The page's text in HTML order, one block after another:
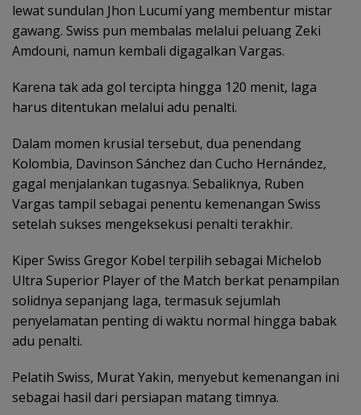
lewat sundulan Jhon Lucumí yang membentur mistar
gawang. Swiss pun membalas melalui peluang Zeki
Amdouni, namun kembali digagalkan Vargas.
Karena tak ada gol tercipta hingga 120 menit, laga
harus ditentukan melalui adu penalti.
Dalam momen krusial tersebut, dua penendang
Kolombia, Davinson Sánchez dan Cucho Hernández,
gagal menjalankan tugasnya. Sebaliknya, Ruben
Vargas tampil sebagai penentu kemenangan Swiss
setelah sukses mengeksekusi penalti terakhir.
Kiper Swiss Gregor Kobel terpilih sebagai Michelob
Ultra Superior Player of the Match berkat penampilan
solidnya sepanjang laga, termasuk sejumlah
penyelamatan penting di waktu normal hingga babak
adu penalti.
Pelatih Swiss, Murat Yakin, menyebut kemenangan ini
sebagai hasil dari persiapan matang timnya.